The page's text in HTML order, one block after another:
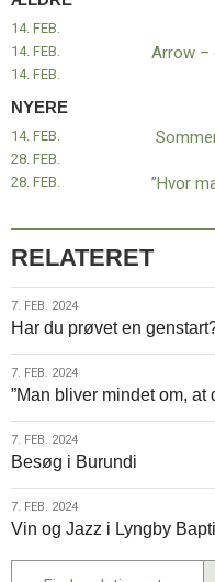
14. FEB.
14. FEB.
14. FEB.
NYERE
14. FEB.
28. FEB.
28. FEB.
RELATERET
7.
feb.
2024
7. FEB. 2024
Har du prøvet en
7.
feb.
2024
7. FEB. 2024
”Man bliver mindet om,
7.
feb.
2024
7. FEB. 2024
Besøg i Burundi
7.
feb.
2024
7. FEB. 2024
Vin og Jazz i Lyngby